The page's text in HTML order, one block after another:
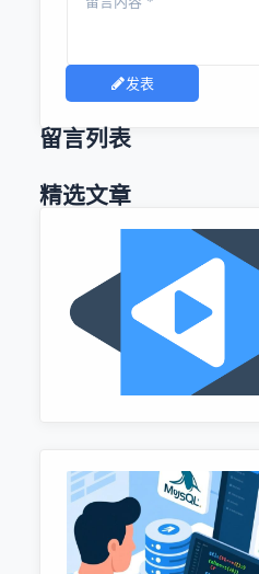
发表
留言列表
精选文章